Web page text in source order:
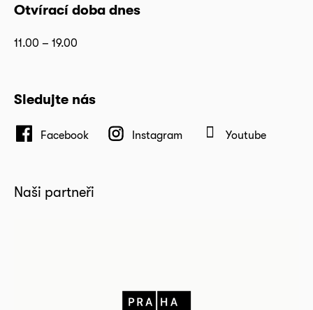
Otvírací doba dnes
11.00 – 19.00
Sledujte nás
Facebook Instagram Youtube
Naši partneři